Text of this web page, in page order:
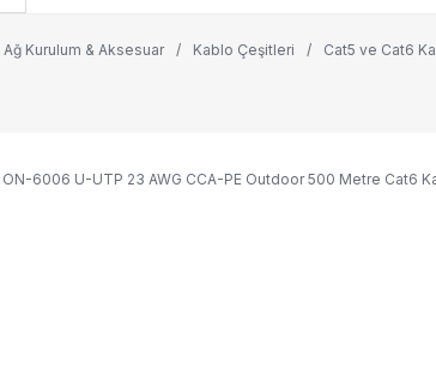
Ağ Kurulum & Aksesuar Kablo Çeşitleri Cat5 ve Cat6